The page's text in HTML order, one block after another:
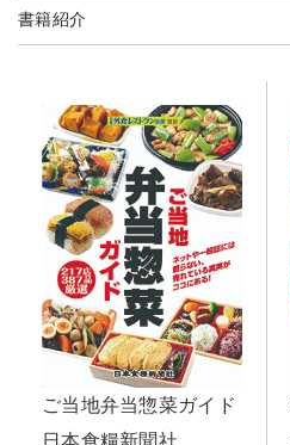
書籍紹介
ご当地弁当惣菜ガイド
日本食糧新聞社